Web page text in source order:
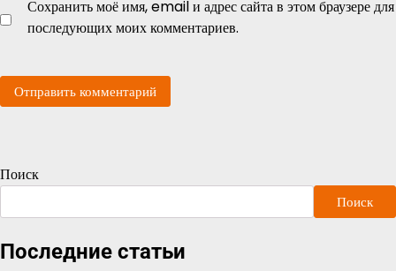
Сохранить моё имя, email и адрес сайта в этом браузере для
последующих моих комментариев.
Поиск
Поиск
Последние статьи